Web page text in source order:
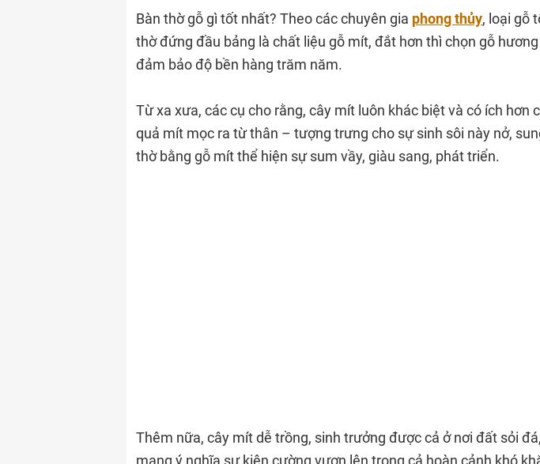
Bàn thờ gỗ gì tốt nhất? Theo các chuyên gia phong thủy, loại gỗ
thờ đứng đầu bảng là chất liệu gỗ mít, đắt hơn thì chọn gỗ
đảm bảo độ bền hàng trăm năm.
Từ xa xưa, các cụ cho rằng, cây mít luôn khác biệt và có ích hơn
quả mít mọc ra từ thân – tượng trưng cho sự sinh sôi này nở,
thờ bằng gỗ mít thể hiện sự sum vầy, giàu sang, phát triển.
Thêm nữa, cây mít dễ trồng, sinh trưởng được cả ở nơi đất sỏi
mang ý nghĩa sự kiên cường vươn lên trong cả hoàn cảnh khó